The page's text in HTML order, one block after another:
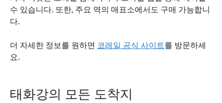
수 있습니다. 또한, 주요 역의 매표소에서도 구매 가능합니
다.
더 자세한 정보를 원하면 코레일 공식 사이트를 방문하세
요.
태화강의 모든 도착지